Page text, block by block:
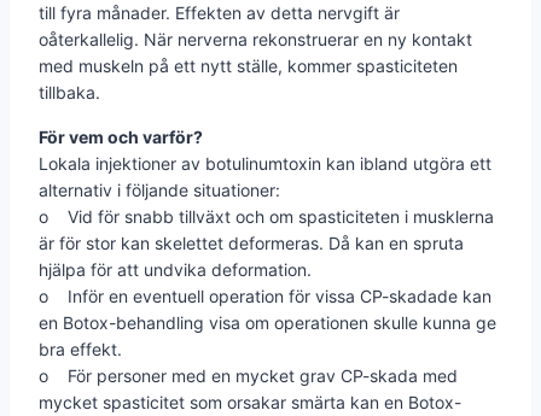
till fyra månader. Effekten av detta nervgift är
oåterkallelig. När nerverna rekonstruerar en ny kontakt
med muskeln på ett nytt ställe, kommer spasticiteten
tillbaka.
För vem och varför?
Lokala injektioner av botulinumtoxin kan ibland utgöra ett
alternativ i följande situationer:
o Vid för snabb tillväxt och om spasticiteten i musklerna
är för stor kan skelettet deformeras. Då kan en spruta
hjälpa för att undvika deformation.
o Inför en eventuell operation för vissa CP-skadade kan
en Botox-behandling visa om operationen skulle kunna ge
bra effekt.
o För personer med en mycket grav CP-skada med
mycket spasticitet som orsakar smärta kan en Botox-